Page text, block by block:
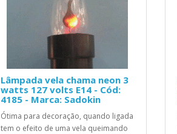
Lâmpada vela chama neon 3
watts 127 volts E14 - Cód:
4185 - Marca: Sadokin
Ótima para decoração, quando ligada
tem o efeito de uma vela queimando